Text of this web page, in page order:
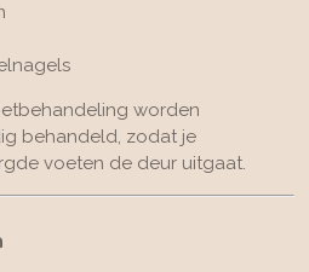
worden
behandeld, zodat je
voeten de deur uitgaat.